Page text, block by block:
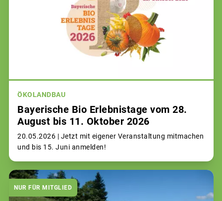
ÖKOLANDBAU
Bayerische Bio Erlebnistage vom 28.
August bis 11. Oktober 2026
20.05.2026 | Jetzt mit eigener Veranstaltung mitmachen
und bis 15. Juni anmelden!
NUR FÜR MITGLIED